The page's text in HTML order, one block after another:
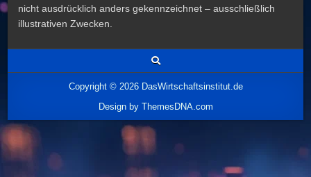
nicht ausdrücklich anders gekennzeichnet – ausschließlich
illustrativen Zwecken.
Copyright © 2026 DasWirtschaftsinstitut.de
Design by ThemesDNA.com